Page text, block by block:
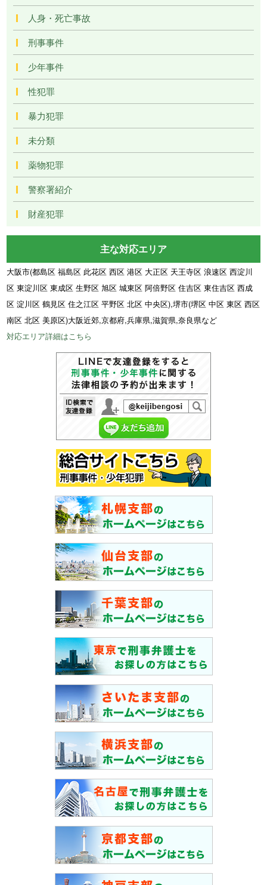
人身・死亡事故
刑事事件
少年事件
性犯罪
暴力犯罪
未分類
薬物犯罪
警察署紹介
財産犯罪
主な対応エリア
大阪市(都島区 福島区 此花区 西区 港区 大正区 天王寺区 浪速区 西淀川
区 東淀川区 東成区 生野区 旭区 城東区 阿倍野区 住吉区 東住吉区 西成
区 淀川区 鶴見区 住之江区 平野区 北区 中央区),堺市(堺区 中区 東区 西区
南区 北区 美原区)大阪近郊,京都府,兵庫県,滋賀県,奈良県など
対応エリア詳細はこちら